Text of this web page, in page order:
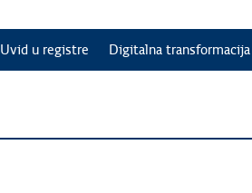
Uvid u registre Digitalna transformacija